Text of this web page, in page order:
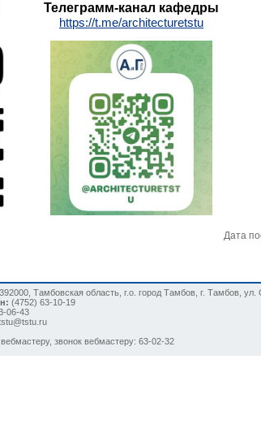
Телеграмм-канал кафедры
https://t.me/architecturetstu
Дата
392000, Тамбовская область, г.о. город Тамбов, г. Тамбов,
(4752) 63-10-19
06-43
, звонок вебмастеру: 63-02-32